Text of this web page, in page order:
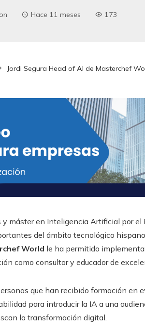
Hace 11 meses 173
Jordi Segura Head of AI de Masterchef
máster en Inteligencia Artificial por el
del ámbito tecnológico
World le ha permitido
como consultor y educador de
que han recibido formación en
para introducir la IA a una
la transformación digital.